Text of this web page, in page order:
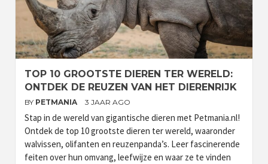
TOP 10 GROOTSTE DIEREN TER WERELD:
ONTDEK DE REUZEN VAN HET DIERENRIJK
BY PETMANIA 3 JAAR AGO
Stap in de wereld van gigantische dieren met Petmania.nl!
Ontdek de top 10 grootste dieren ter wereld, waaronder
walvissen, olifanten en reuzenpanda’s. Leer fascinerende
feiten over hun omvang, leefwijze en waar ze te vinden